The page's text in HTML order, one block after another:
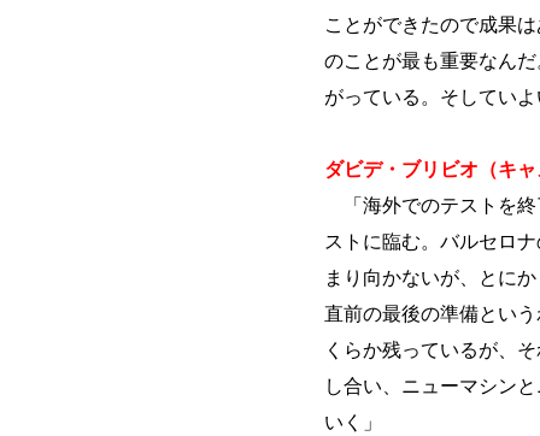
ことができたので成果
のことが最も重要なん
がっている。そしてい
ダビデ・ブリビオ（キ
「海外でのテストを終
ストに臨む。バルセロ
まり向かないが、とに
直前の最後の準備とい
くらか残っているが、
し合い、ニューマシン
いく」